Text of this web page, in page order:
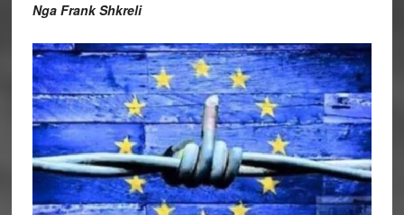
Nga Frank Shkreli